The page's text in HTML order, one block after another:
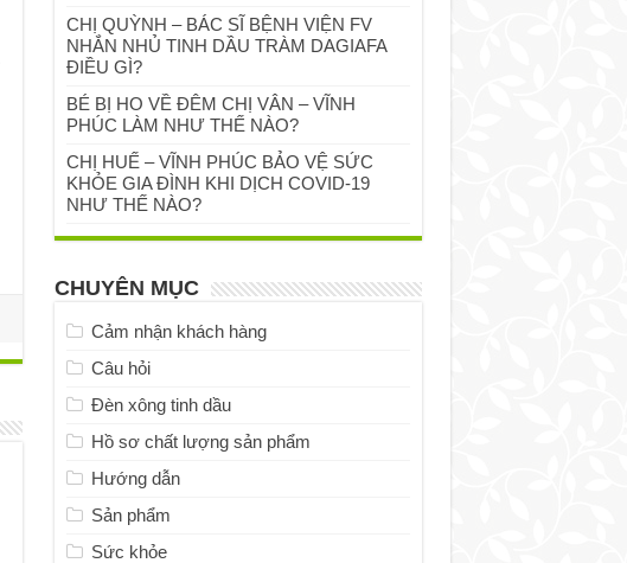
CHỊ QUỲNH – BÁC SĨ BỆNH VIỆN FV
NHẮN NHỦ TINH DẦU TRÀM DAGIAFA
ĐIỀU GÌ?
BÉ BỊ HO VỀ ĐÊM CHỊ VÂN – VĨNH
PHÚC LÀM NHƯ THẾ NÀO?
CHỊ HUẾ – VĨNH PHÚC BẢO VỆ SỨC
KHỎE GIA ĐÌNH KHI DỊCH COVID-19
NHƯ THẾ NÀO?
CHUYÊN MỤC
Cảm nhận khách hàng
Câu hỏi
Đèn xông tinh dầu
Hồ sơ chất lượng sản phẩm
Hướng dẫn
Sản phẩm
Sức khỏe